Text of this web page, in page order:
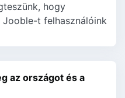
hogy
t felhasználóink
az országot és a